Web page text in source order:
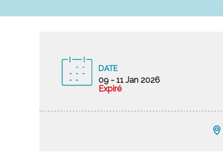
DATE
09 - 11 Jan 2026
Expiré